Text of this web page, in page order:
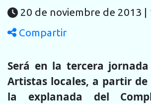
20 de noviembre de 2013 |
Compartir
Será en la tercera
Artistas locales, a partir de
la explanada del